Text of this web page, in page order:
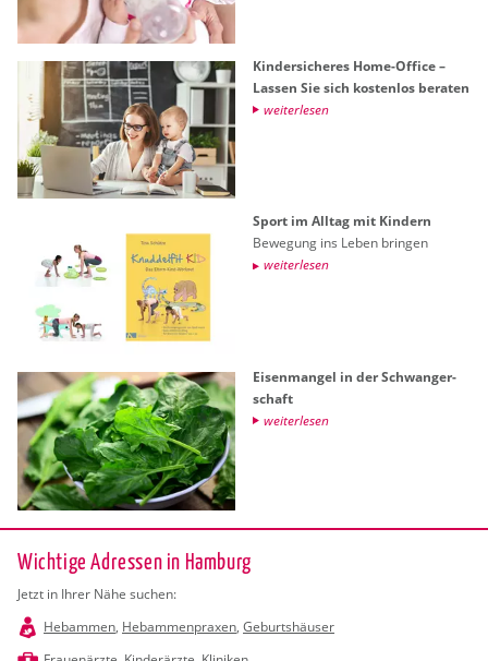
Kin­der­si­che­res Home-Of­fice –
Las­sen Sie sich kos­ten­los be­ra­ten
wei­ter­le­sen
Sport im All­tag mit Kin­dern
Be­we­gung ins Leben brin­gen
wei­ter­le­sen
Ei­sen­man­gel in der Schwan­ger­
schaft
wei­ter­le­sen
Wichtige Adressen in Hamburg
Jetzt in Ihrer Nähe suchen:
Hebammen, Hebammenpraxen, Geburtshäuser